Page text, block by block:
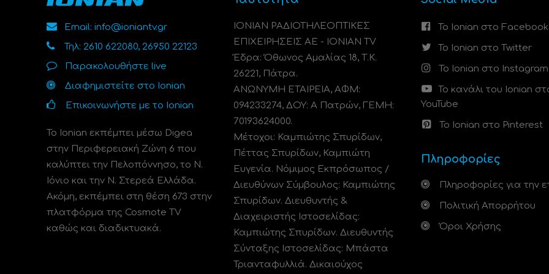
Email: info@ioniantv.gr
Τηλ: 2610 622080, 26950 22123
Παρακολουθήστε live
Διαφημιστείτε στο Ionian
Επικοινωνήστε με το Ionian
Το Ionian εκπέμπει μέσω Digea
στην Περιφερειακή Ζώνη 6 που
καλύπτει την Πελοπόννησο, το N.
Ιόνιο και την Ν. Στερεά Ελλάδα.
Ακόμη, εκπέμπει στη θέση 673 στην
πλατφόρμα της Cosmote TV
καθώς και διαδικτυακά.
ΙΟΝΙΑΝ ΡΑΔΙΟΤΗΛΕΟΠΤΙΚΕΣ
ΕΠΙΧΕΙΡΗΣΕΙΣ ΑΕ - IONIAN TV
Έδρα: Όθωνος Αμαλίας 18, Τ.Κ.
26221, Πάτρα.
ΑΝΩΝΥΜΗ ΕΤΑΙΡΕΙΑ, ΑΦΜ:
094233274, ΔΟΥ: A Πατρών, ΓΕΜΗ:
70193624000.
Μέτοχοι: Καμπιώτης Σπυρίδων,
Πέττας Σπυρίδων, Καμπιώτη
Ευγενία. Νόμιμος Εκπρόσωπος /
Διευθύνων Σύμβουλος: Καμπιώτης
Σπυρίδων. Διευθυντής &
Διαχειριστής Ιστοσελίδας:
Καμπιώτης Σπυρίδων. Διευθυντής
Σύνταξης Ιστοσελίδας: Μπάστα
Τριανταφυλλιά. Δικαιούχος
Το Ionian στο Facebook
Το Ionian στο Twitter
Το Ionian στο Instagram
Το κανάλι του Ionian
YouTube
Το Ionian στο Pinterest
Πληροφορίες
Πληροφορίες για την
Πολιτική Απορρήτου
Όροι Χρήσης